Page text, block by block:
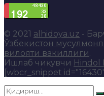
© 2021 alhidoya.uz -
Ўзбекистон
вилояти вакиллиги.
Ишлаб чиқувчи Hindol
[wbcr_snippet